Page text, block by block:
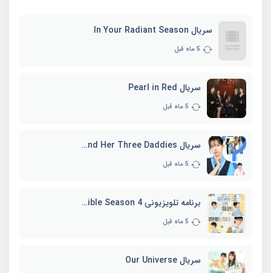
سریال In Your Radiant Season
5 ماه قبل
سریال Pearl in Red
5 ماه قبل
سریال Marie and Her Three Daddies
5 ماه قبل
برنامه تلویزیونی Whenever Possible Season 4
5 ماه قبل
سریال Our Universe